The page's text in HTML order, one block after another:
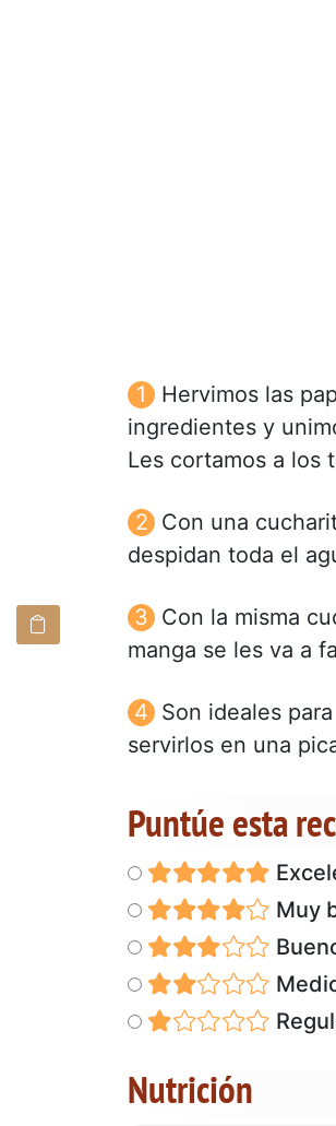
Hervimos las
ingredientes y
Les cortamos a los
Con una
despidan toda el
Con la misma
manga se les va a
Son ideales
servirlos en una
Puntúe esta
Muy
Nutrición